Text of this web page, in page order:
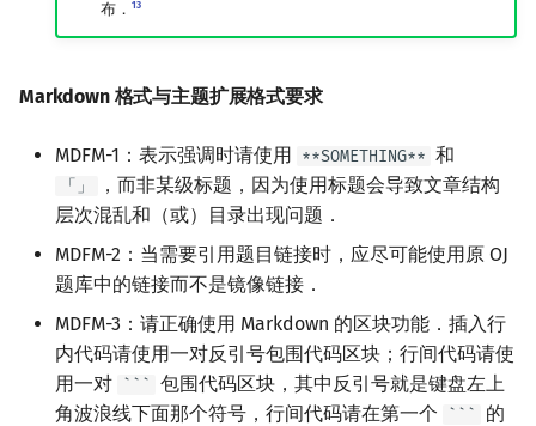
布． 13
Markdown 格式与主题扩展格式要求
MDFM-1：表示强调时请使用 **SOMETHING** 和
「」
，而非某级标题，因为使用标题会导致文章结构
层次混乱和（或）目录出现问题．
MDFM-2：当需要引用题目链接时，应尽可能使用原 OJ
题库中的链接而不是镜像链接．
MDFM-3：请正确使用 Markdown 的区块功能．插入行
内代码请使用一对反引号包围代码区块；行间代码请使
用一对 ``` 包围代码区块，其中反引号就是键盘左上
角波浪线下面那个符号，行间代码请在第一个
```
的